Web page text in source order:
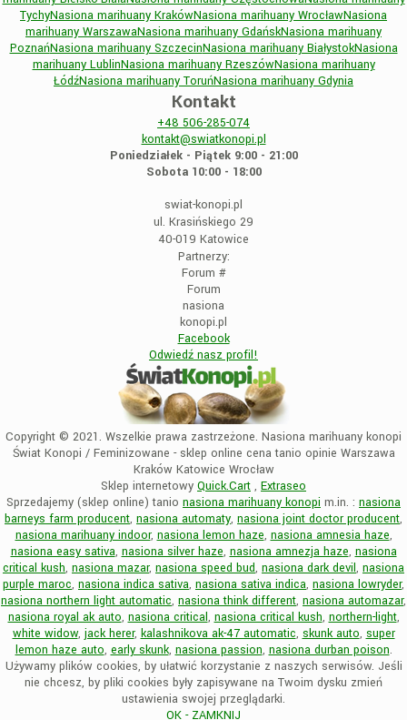
TychyNasiona marihuany KrakówNasiona marihuany WrocławNasiona
marihuany WarszawaNasiona marihuany GdańskNasiona marihuany
PoznańNasiona marihuany SzczecinNasiona marihuany BiałystokNasiona
marihuany LublinNasiona marihuany RzeszówNasiona marihuany
ŁódźNasiona marihuany ToruńNasiona marihuany Gdynia
Kontakt
+48 506-285-074
kontakt@swiatkonopi.pl
Poniedziałek - Piątek 9:00 - 21:00
Sobota 10:00 - 18:00
swiat-konopi.pl
ul. Krasińskiego 29
40-019 Katowice
Partnerzy:
Forum #
Forum
nasiona
konopi.pl
Facebook
Odwiedź nasz profil!
Copyright © 2021. Wszelkie prawa zastrzeżone. Nasiona marihuany konopi
Świat Konopi / Feminizowane - sklep online cena tanio opinie Warszawa
Kraków Katowice Wrocław
Sklep internetowy Quick.Cart , Extraseo
Sprzedajemy (sklep online) tanio nasiona marihuany konopi m.in. : nasiona
barneys farm producent, nasiona automaty, nasiona joint doctor producent,
nasiona marihuany indoor, nasiona lemon haze, nasiona amnesia haze,
nasiona easy sativa, nasiona silver haze, nasiona amnezja haze, nasiona
critical kush, nasiona mazar, nasiona speed bud, nasiona dark devil, nasiona
purple maroc, nasiona indica sativa, nasiona sativa indica, nasiona lowryder,
nasiona northern light automatic, nasiona think different, nasiona automazar,
nasiona royal ak auto, nasiona critical, nasiona critical kush, northern-light,
white widow, jack herer, kalashnikova ak-47 automatic, skunk auto, super
lemon haze auto, early skunk, nasiona passion, nasiona durban poison.
Używamy plików cookies, by ułatwić korzystanie z naszych serwisów. Jeśli
nie chcesz, by pliki cookies były zapisywane na Twoim dysku zmień
ustawienia swojej przeglądarki.
OK - ZAMKNIJ